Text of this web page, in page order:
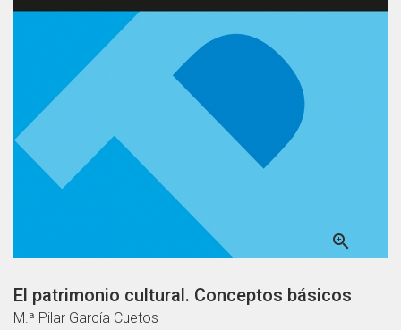

El patrimonio cultural. Conceptos básicos
M.ª Pilar García Cuetos